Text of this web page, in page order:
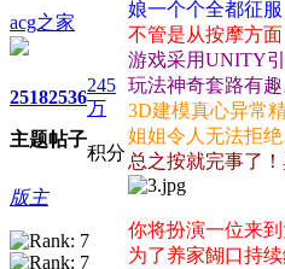
acg之家
2518
主题
2536
帖子
245
万
积分
版主
娘一个个全都征服
不管是从按摩方
游戏采用UNITY
玩法神奇套路有趣
3D建模真心异常
姐姐令人无法拒绝
总之按就完事了！
你将扮演一位来
为了养家餬口持